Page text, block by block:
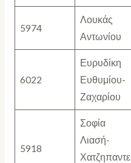
5974
Λουκάς
Αντωνίου
6022
Ευρυδίκη
Ευθυμίου-
Ζαχαρίου
5918
Σοφία
Λιασή-
Χατζηπαντε